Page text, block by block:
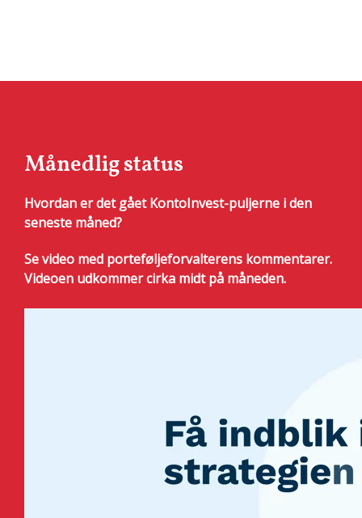
Månedlig status
Hvordan er det gået KontoInvest-puljerne i den
seneste måned?
Se video med porteføljeforvalterens kommentarer.
Videoen udkommer cirka midt på måneden.